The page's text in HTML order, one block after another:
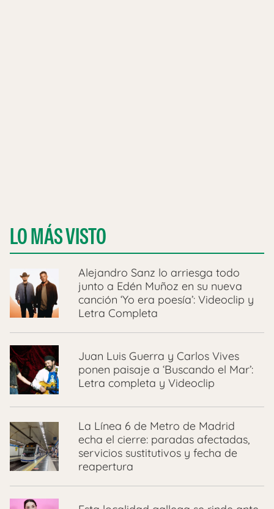
LO MÁS VISTO
Alejandro Sanz lo arriesga todo
junto a Edén Muñoz en su nueva
canción ‘Yo era poesía’: Videoclip y
Letra Completa
Juan Luis Guerra y Carlos Vives
ponen paisaje a ‘Buscando el Mar’:
Letra completa y Videoclip
La Línea 6 de Metro de Madrid
echa el cierre: paradas afectadas,
servicios sustitutivos y fecha de
reapertura